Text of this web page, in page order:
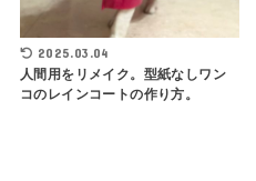
2025.03.04
人間用をリメイク。型紙なしワン
コのレインコートの作り方。